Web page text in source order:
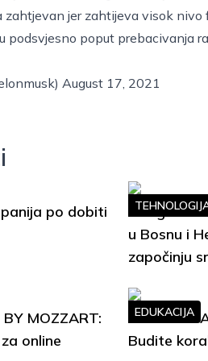
zahtjevan jer zahtijeva visok
podsvjesno poput prebacivanja
August 17, 2021
po dobiti
Google
u Bosnu i
započinju
MOZZART:
online
Soft Skills
Budite
EDUKACIJA